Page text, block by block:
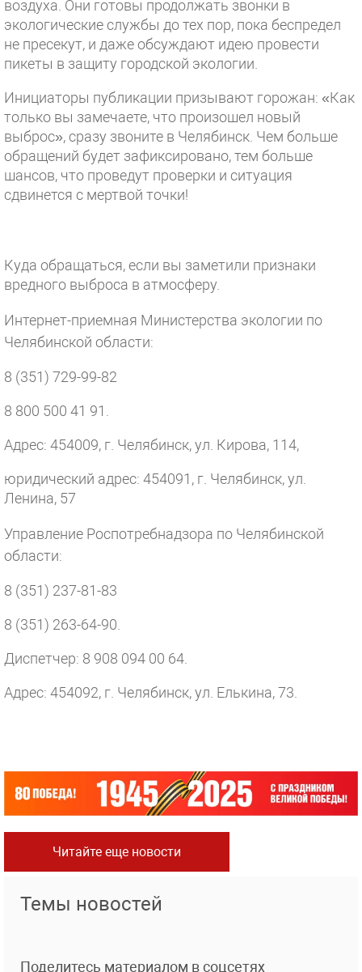
воздуха. Они готовы продолжать звонки в
экологические службы до тех пор, пока беспредел
не пресекут, и даже обсуждают идею провести
пикеты в защиту городской экологии.
Инициаторы публикации призывают горожан: «Как
только вы замечаете, что произошел новый
выброс», сразу звоните в Челябинск. Чем больше
обращений будет зафиксировано, тем больше
шансов, что проведут проверки и ситуация
сдвинется с мертвой точки!
Куда обращаться, если вы заметили признаки
вредного выброса в атмосферу.
Интернет-приемная Министерства экологии по
Челябинской области:
8 (351) 729-99-82
8 800 500 41 91.
Адрес: 454009, г. Челябинск, ул. Кирова, 114,
юридический адрес: 454091, г. Челябинск, ул.
Ленина, 57
Управление Роспотребнадзора по Челябинской
области:
8 (351) 237-81-83
8 (351) 263-64-90.
Диспетчер: 8 908 094 00 64.
Адрес: 454092, г. Челябинск, ул. Елькина, 73.
Читайте еще новости
Темы новостей
Поделитесь материалом в соцсетях